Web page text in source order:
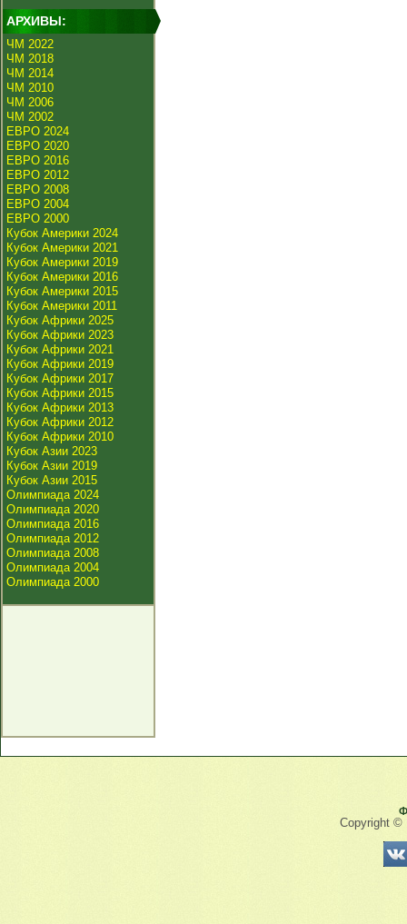
АРХИВЫ:
ЧМ 2022
ЧМ 2018
ЧМ 2014
ЧМ 2010
ЧМ 2006
ЧМ 2002
ЕВРО 2024
ЕВРО 2020
ЕВРО 2016
ЕВРО 2012
ЕВРО 2008
ЕВРО 2004
ЕВРО 2000
Кубок Америки 2024
Кубок Америки 2021
Кубок Америки 2019
Кубок Америки 2016
Кубок Америки 2015
Кубок Америки 2011
Кубок Африки 2025
Кубок Африки 2023
Кубок Африки 2021
Кубок Африки 2019
Кубок Африки 2017
Кубок Африки 2015
Кубок Африки 2013
Кубок Африки 2012
Кубок Африки 2010
Кубок Азии 2023
Кубок Азии 2019
Кубок Азии 2015
Олимпиада 2024
Олимпиада 2020
Олимпиада 2016
Олимпиада 2012
Олимпиада 2008
Олимпиада 2004
Олимпиада 2000
Copyright ©